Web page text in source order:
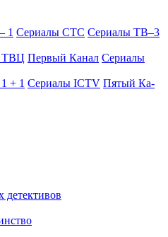
1 Се­риа­лы СТС Се­риа­лы ТВ–3
ТВЦ Пер­вый Ка­нал Се­риа­лы
+ 1 Се­риа­лы ICTV Пя­тый Ка­